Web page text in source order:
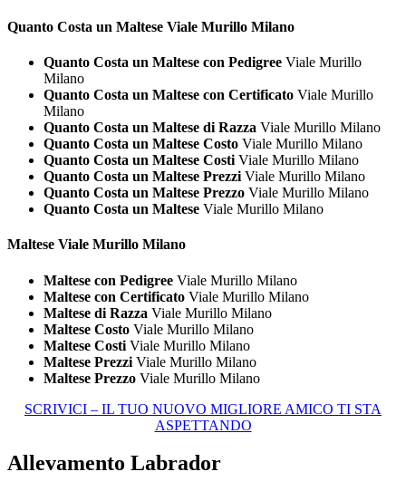
Quanto Costa un Maltese Viale Murillo Milano
Quanto Costa un Maltese con Pedigree Viale Murillo
Milano
Quanto Costa un Maltese con Certificato Viale Murillo
Milano
Quanto Costa un Maltese di Razza Viale Murillo Milano
Quanto Costa un Maltese Costo Viale Murillo Milano
Quanto Costa un Maltese Costi Viale Murillo Milano
Quanto Costa un Maltese Prezzi Viale Murillo Milano
Quanto Costa un Maltese Prezzo Viale Murillo Milano
Quanto Costa un Maltese Viale Murillo Milano
Maltese Viale Murillo Milano
Maltese con Pedigree Viale Murillo Milano
Maltese con Certificato Viale Murillo Milano
Maltese di Razza Viale Murillo Milano
Maltese Costo Viale Murillo Milano
Maltese Costi Viale Murillo Milano
Maltese Prezzi Viale Murillo Milano
Maltese Prezzo Viale Murillo Milano
SCRIVICI – IL TUO NUOVO MIGLIORE AMICO TI STA
ASPETTANDO
Allevamento Labrador